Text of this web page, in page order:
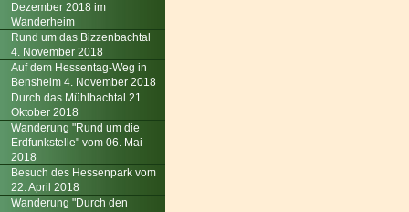
Dezember 2018 im
Wanderheim
Rund um das Bizzenbachtal
4. November 2018
Auf dem Hessentag-Weg in
Bensheim 4. November 2018
Durch das Mühlbachtal 21.
Oktober 2018
Wanderung "Rund um die
Erdfunkstelle" vom 06. Mai
2018
Besuch des Hessenpark vom
22. April 2018
Wanderung "Durch den